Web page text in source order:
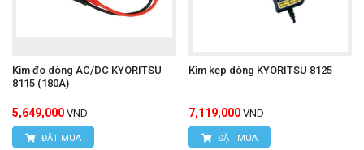
Kìm đo dòng AC/DC KYORITSU
8115 (180A)
5,649,000 VND
ĐẶT MUA
Kìm kẹp dòng KYORITSU 8125
7,119,000 VND
ĐẶT MUA